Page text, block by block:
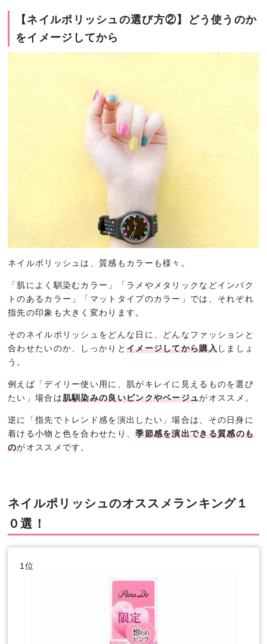
【ネイルポリッシュの選び方②】どう使うのか
をイメージしてから
ネイルポリッシュは、質感もカラーも様々。
「肌によく馴染むカラー」「ラメやメタリックなどインパク
トのあるカラー」「マットタイプのカラー」では、それぞれ
指先の印象も大きく変わります。
そのネイルポリッシュをどんな日に、どんなファッションと
合わせたいのか、しっかりと イメージしてから購入しましょ
う。
例えば「デイリー使い用に、肌がキレイに見えるものを選び
たい」場合は肌馴染みの良いピンクやベージュがオススメ。
逆に「指先でトレンド感を演出したい」場合は、その日身に
着ける小物と色を合わせたり、季節感を演出できる質感のも
のがオススメです。
ネイルポリッシュのオススメランキング１
０選！
1位